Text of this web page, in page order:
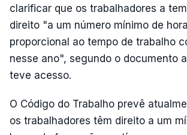
clarificar que os trabalhadores a
direito "a um número mínimo de
proporcional ao tempo de trabalho
nesse ano", segundo o documento
teve acesso.
O Código do Trabalho prevê
os trabalhadores têm direito a um